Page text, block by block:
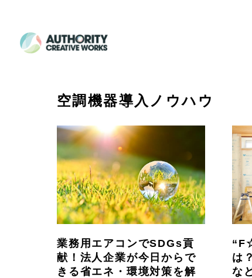
空調機器導入ノウハウ
業務用エアコンでSDGs貢
献！法人企業が今日からで
きる省エネ・環境対策を解
は
な